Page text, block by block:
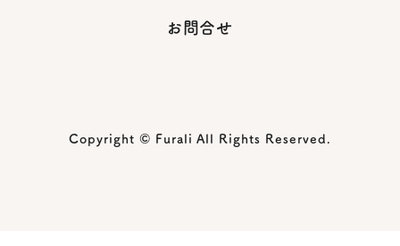
お問合せ
Copyright © Furali All Rights Reserved.